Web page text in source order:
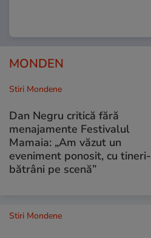
MONDEN
Stiri Mondene
Dan Negru critică fără
menajamente Festivalul
Mamaia: „Am văzut un
eveniment ponosit, cu tineri-
bătrâni pe scenă”
Stiri Mondene